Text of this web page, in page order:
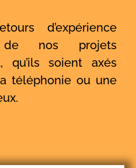
d’expérience
nos projets
qu’ils soient axés
téléphonie ou une